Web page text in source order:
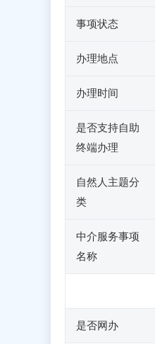
事项状态
办理地点
办理时间
是否支持自助
终端办理
自然人主题分
类
中介服务事项
名称
是否网办